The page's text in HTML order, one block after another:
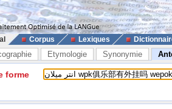
Corpus Lexiques
Etymologie Synonymie
forme